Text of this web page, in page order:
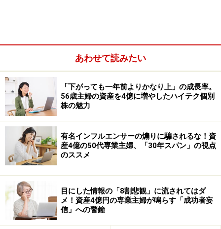
例えば景気回復によってオフィス需要やホテル需要が増
えれば、REITの収益改善につながることがあります。逆
に空室率が上昇したり、不動産市場が悪化したりすると
収益が低下する可能性もあります。
つまり、株式が企業業績の影響を受けるのに対し、REIT
あわせて読みたい
「下がっても一年前よりかなり上」の成長率。
56歳主婦の資産を4億に増やしたハイテク個別
株の魅力
有名インフルエンサーの煽りに騙されるな！資
産4億の50代専業主婦、「30年スパン」の視点
のススメ
目にした情報の「8割悲観」に流されてはダ
メ！資産4億円の専業主婦が鳴らす「成功者妄
信」への警鐘